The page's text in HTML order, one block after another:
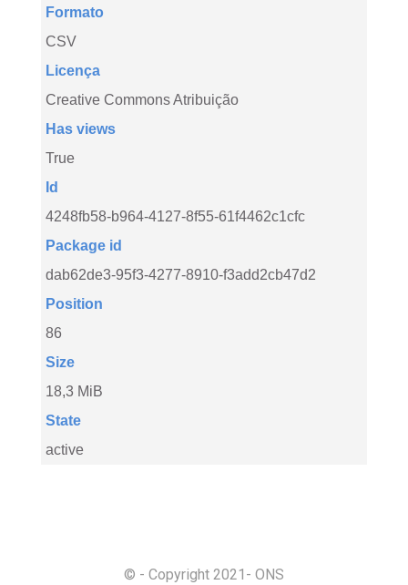
Formato
CSV
Licença
Creative Commons Atribuição
Has views
True
Id
4248fb58-b964-4127-8f55-61f4462c1cfc
Package id
dab62de3-95f3-4277-8910-f3add2cb47d2
Position
86
Size
18,3 MiB
State
active
© - Copyright 2021 - ONS